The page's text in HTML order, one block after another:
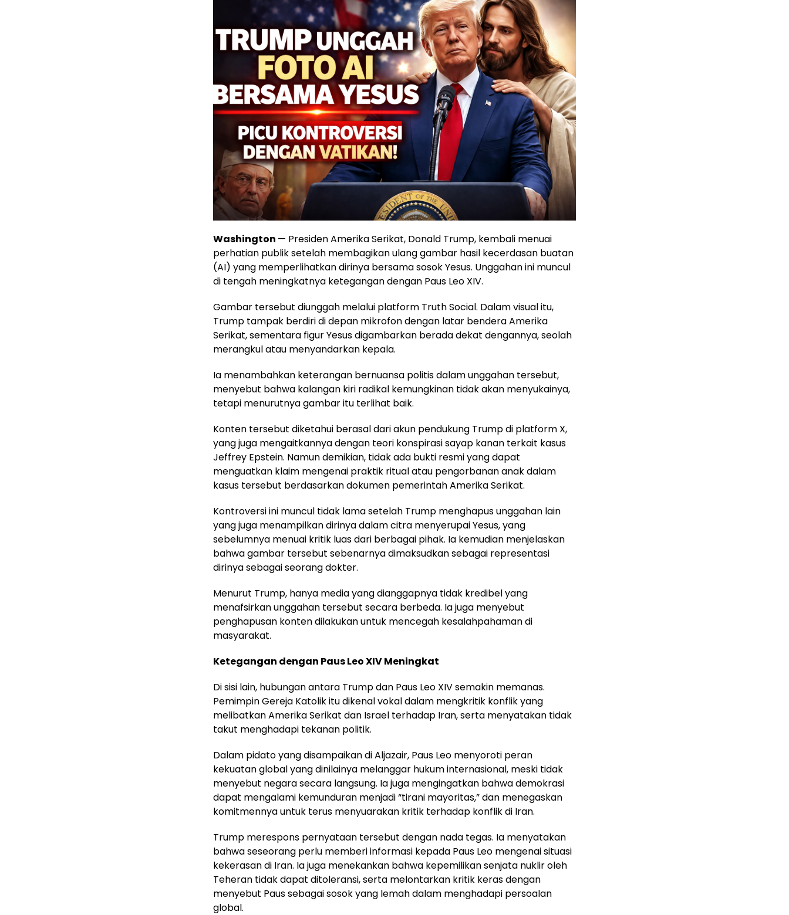
Washington — Presiden Amerika Serikat, Donald Trump, kembali menuai
perhatian publik setelah membagikan ulang gambar hasil kecerdasan buatan
(AI) yang memperlihatkan dirinya bersama sosok Yesus. Unggahan ini muncul
di tengah meningkatnya ketegangan dengan Paus Leo XIV.
Gambar tersebut diunggah melalui platform Truth Social. Dalam visual itu,
Trump tampak berdiri di depan mikrofon dengan latar bendera Amerika
Serikat, sementara figur Yesus digambarkan berada dekat dengannya, seolah
merangkul atau menyandarkan kepala.
Ia menambahkan keterangan bernuansa politis dalam unggahan tersebut,
menyebut bahwa kalangan kiri radikal kemungkinan tidak akan menyukainya,
tetapi menurutnya gambar itu terlihat baik.
Konten tersebut diketahui berasal dari akun pendukung Trump di platform X,
yang juga mengaitkannya dengan teori konspirasi sayap kanan terkait kasus
Jeffrey Epstein. Namun demikian, tidak ada bukti resmi yang dapat
menguatkan klaim mengenai praktik ritual atau pengorbanan anak dalam
kasus tersebut berdasarkan dokumen pemerintah Amerika Serikat.
Kontroversi ini muncul tidak lama setelah Trump menghapus unggahan lain
yang juga menampilkan dirinya dalam citra menyerupai Yesus, yang
sebelumnya menuai kritik luas dari berbagai pihak. Ia kemudian menjelaskan
bahwa gambar tersebut sebenarnya dimaksudkan sebagai representasi
dirinya sebagai seorang dokter.
Menurut Trump, hanya media yang dianggapnya tidak kredibel yang
menafsirkan unggahan tersebut secara berbeda. Ia juga menyebut
penghapusan konten dilakukan untuk mencegah kesalahpahaman di
masyarakat.
Ketegangan dengan Paus Leo XIV Meningkat
Di sisi lain, hubungan antara Trump dan Paus Leo XIV semakin memanas.
Pemimpin Gereja Katolik itu dikenal vokal dalam mengkritik konflik yang
melibatkan Amerika Serikat dan Israel terhadap Iran, serta menyatakan tidak
takut menghadapi tekanan politik.
Dalam pidato yang disampaikan di Aljazair, Paus Leo menyoroti peran
kekuatan global yang dinilainya melanggar hukum internasional, meski tidak
menyebut negara secara langsung. Ia juga mengingatkan bahwa demokrasi
dapat mengalami kemunduran menjadi “tirani mayoritas,” dan menegaskan
komitmennya untuk terus menyuarakan kritik terhadap konflik di Iran.
Trump merespons pernyataan tersebut dengan nada tegas. Ia menyatakan
bahwa seseorang perlu memberi informasi kepada Paus Leo mengenai situasi
kekerasan di Iran. Ia juga menekankan bahwa kepemilikan senjata nuklir oleh
Teheran tidak dapat ditoleransi, serta melontarkan kritik keras dengan
menyebut Paus sebagai sosok yang lemah dalam menghadapi persoalan
global.